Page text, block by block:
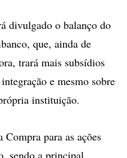
divulgado o balanço do
que, ainda de
trará mais subsídios
e mesmo sobre
instituição.
para as ações
sendo a principal